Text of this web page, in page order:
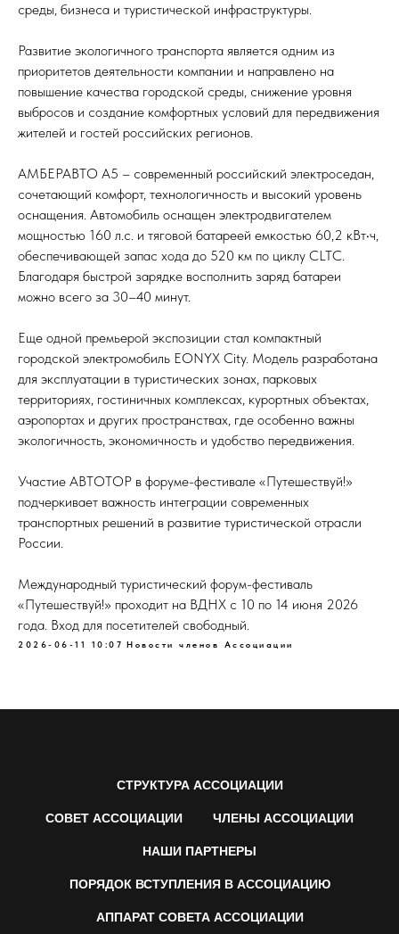
среды, бизнеса и туристической инфраструктуры.
Развитие экологичного транспорта является одним из
приоритетов деятельности компании и направлено на
повышение качества городской среды, снижение уровня
выбросов и создание комфортных условий для передвижения
жителей и гостей российских регионов.
АМБЕРАВТО А5 – современный российский электроседан,
сочетающий комфорт, технологичность и высокий уровень
оснащения. Автомобиль оснащен электродвигателем
мощностью 160 л.с. и тяговой батареей емкостью 60,2 кВт•ч,
обеспечивающей запас хода до 520 км по циклу CLTC.
Благодаря быстрой зарядке восполнить заряд батареи
можно всего за 30–40 минут.
Еще одной премьерой экспозиции стал компактный
городской электромобиль EONYX City. Модель разработана
для эксплуатации в туристических зонах, парковых
территориях, гостиничных комплексах, курортных объектах,
аэропортах и других пространствах, где особенно важны
экологичность, экономичность и удобство передвижения.
Участие АВТОТОР в форуме-фестивале «Путешествуй!»
подчеркивает важность интеграции современных
транспортных решений в развитие туристической отрасли
России.
Международный туристический форум-фестиваль
«Путешествуй!» проходит на ВДНХ с 10 по 14 июня 2026
года. Вход для посетителей свободный.
2026-06-11 10:07 Новости членов Ассоциации
СТРУКТУРА АССОЦИАЦИИ
СОВЕТ АССОЦИАЦИИ ЧЛЕНЫ АССОЦИАЦИИ
НАШИ ПАРТНЕРЫ
ПОРЯДОК ВСТУПЛЕНИЯ В АССОЦИАЦИЮ
АППАРАТ СОВЕТА АССОЦИАЦИИ